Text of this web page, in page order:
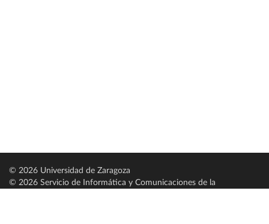
© 2026 Universidad de Zaragoza
© 2026 Servicio de Informática y Comunicaciones de la